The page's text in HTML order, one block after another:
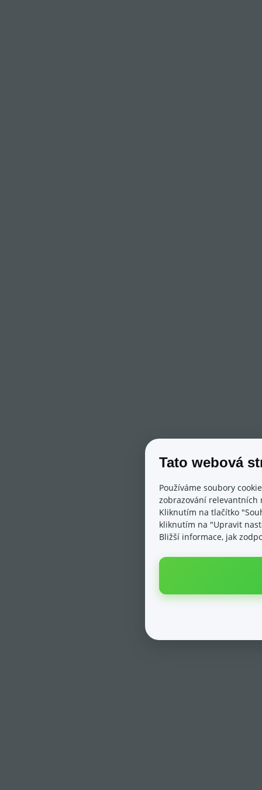
Tato webová
Používáme soubory
zobrazování relevantních
Kliknutím na tlačítko
kliknutím na "Upravit
Bližší informace, jak